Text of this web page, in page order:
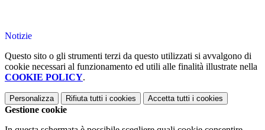
Notizie
Questo sito o gli strumenti terzi da questo utilizzati si avvalgono di
cookie necessari al funzionamento ed utili alle finalità illustrate nella
COOKIE POLICY.
Personalizza Rifiuta tutti i cookies Accetta tutti i cookies
Gestione cookie